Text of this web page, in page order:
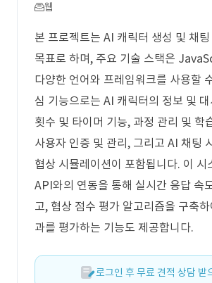
웹
본 프로젝트는 AI 캐릭터 생성 및 채
목표로 하며, 주요 기술 스택은
다양한 언어와 프레임워크를 사용할
심 기능으로는 AI 캐릭터의 정보 및
횟수 및 타이머 기능, 과정 관리 및 학
사용자 인증 및 관리, 그리고 AI 채팅
협상 시뮬레이션이 포함됩니다. 이 시
API와의 연동을 통해 실시간 응답 속
고, 협상 점수 평가 알고리즘을 구축
과를 평가하는 기능도 제공합니다.
로그인 후 무료 견적 상담 받